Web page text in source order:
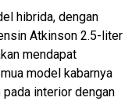
hibrida, dengan
Atkinson 2.5-liter
mendapat
model kabarnya
interior dengan